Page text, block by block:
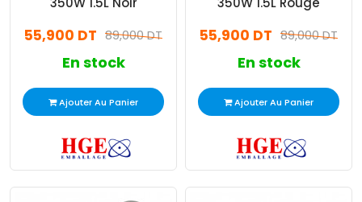
89,000 DT
55,900 DT
En stock
Ajouter Au Panier
89,000 DT
55,900 DT
En stock
Ajouter Au Panier